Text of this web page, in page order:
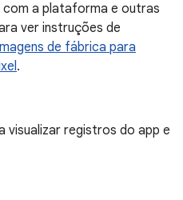
com a plataforma e outras
ver instruções de
de fábrica para
.
visualizar registros do app e